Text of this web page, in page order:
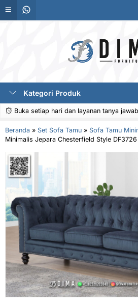
Kategori Produk
Buka setiap hari dan layanan tanya
Beranda » Set Sofa Tamu » Sofa Tamu
Minimalis Jepara Chesterfield Style DF3726